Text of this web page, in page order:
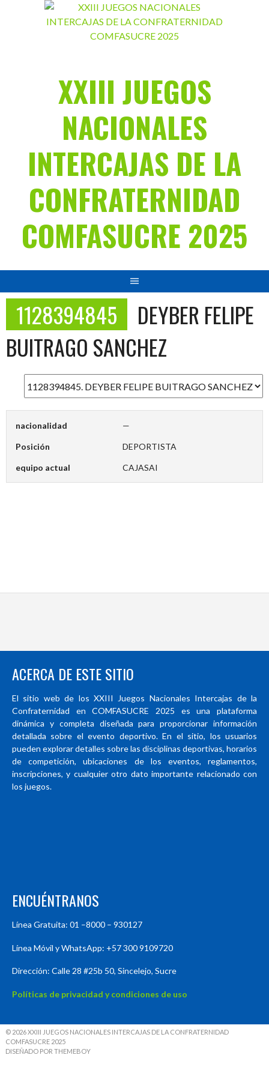
XXIII JUEGOS
NACIONALES
INTERCAJAS DE LA
CONFRATERNIDAD
COMFASUCRE 2025
1128394845
DEYBER FELIPE
BUITRAGO SANCHEZ
nacionalidad —
Posición DEPORTISTA
equipo actual CAJASAI
ACERCA DE ESTE SITIO
El sitio web de los XXIII Juegos Nacionales Intercajas de la
Confraternidad en COMFASUCRE 2025 es una plataforma
dinámica y completa diseñada para proporcionar información
detallada sobre el evento deportivo. En el sitio, los usuarios
pueden explorar detalles sobre las disciplinas deportivas, horarios
de competición, ubicaciones de los eventos, reglamentos,
inscripciones, y cualquier otro dato importante relacionado con
los juegos.
ENCUÉNTRANOS
Línea Gratuita: 01 –8000 – 930127
Línea Móvil y WhatsApp: +57 300 9109720
Dirección: Calle 28 #25b 50, Sincelejo, Sucre
Políticas de privacidad y condiciones de uso
© 2026 XXIII JUEGOS NACIONALES INTERCAJAS DE LA CONFRATERNIDAD
COMFASUCRE 2025
DISEÑADO POR THEMEBOY